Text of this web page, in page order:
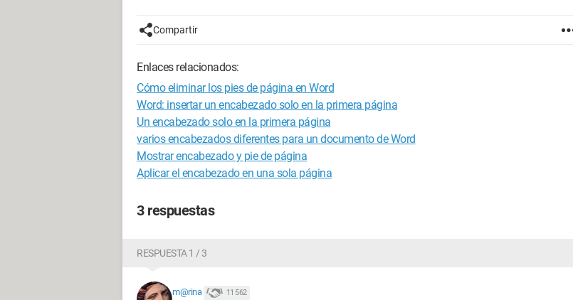
Compartir
Enlaces relacionados:
Cómo eliminar los pies de página en Word
Word: insertar un encabezado solo en la primera página
Un encabezado solo en la primera página
varios encabezados diferentes para un documento de Word
Mostrar encabezado y pie de página
Aplicar el encabezado en una sola página
3 respuestas
RESPUESTA 1 / 3
m@rina 11 562